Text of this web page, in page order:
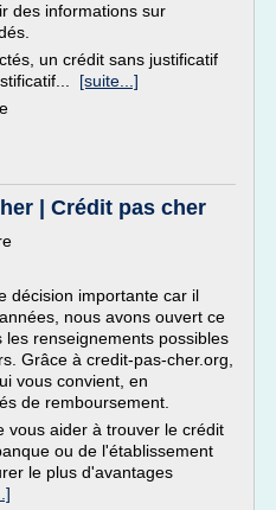
des informations sur
un crédit sans justificatif
[suite...]
| Crédit pas cher
décision importante car il
nous avons ouvert ce
renseignements possibles
Grâce à credit-pas-cher.org,
vous convient, en
de remboursement.
vous aider à trouver le crédit
ou de l'établissement
le plus d'avantages